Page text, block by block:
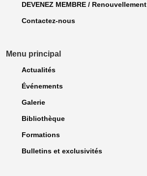
DEVENEZ MEMBRE / Renouvellement
Contactez-nous
Menu principal
Actualités
Événements
Galerie
Bibliothèque
Formations
Bulletins et exclusivités